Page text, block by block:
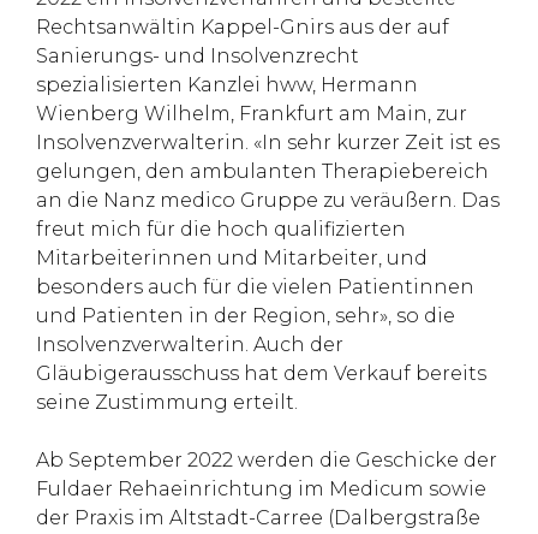
Rechtsanwältin Kappel-Gnirs aus der auf
Sanierungs- und Insolvenzrecht
spezialisierten Kanzlei hww, Hermann
Wienberg Wilhelm, Frankfurt am Main, zur
Insolvenzverwalterin. «In sehr kurzer Zeit ist es
gelungen, den ambulanten Therapiebereich
an die Nanz medico Gruppe zu veräußern. Das
freut mich für die hoch qualifizierten
Mitarbeiterinnen und Mitarbeiter, und
besonders auch für die vielen Patientinnen
und Patienten in der Region, sehr», so die
Insolvenzverwalterin. Auch der
Gläubigerausschuss hat dem Verkauf bereits
seine Zustimmung erteilt.
Ab September 2022 werden die Geschicke der
Fuldaer Rehaeinrichtung im Medicum sowie
der Praxis im Altstadt-Carree (Dalbergstraße